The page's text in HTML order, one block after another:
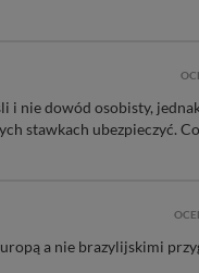
i nie dowód osobisty,
stawkach ubezpieczyć.
a nie brazylijskimi